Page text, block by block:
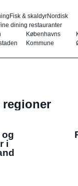
Fisk & skaldyrNordisk
dining restauranter
Københavns
Kommune
regioner
og
i